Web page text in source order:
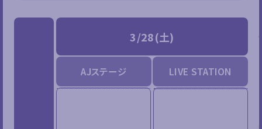
3/28(土)
AJステージ LIVE STATION